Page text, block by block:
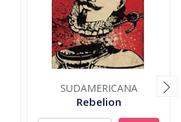
SUDAMERICANA
Rebelion